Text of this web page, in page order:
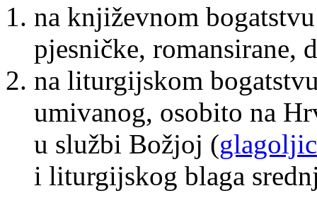
na književnom
pjesničke, romansirane,
na liturgijskom
umivanog, osobito na
u službi Božjoj (
i liturgijskog blaga